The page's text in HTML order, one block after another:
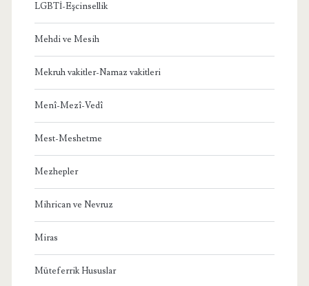
LGBTİ-Eşcinsellik
Mehdi ve Mesih
Mekruh vakitler-Namaz vakitleri
Menî-Mezî-Vedî
Mest-Meshetme
Mezhepler
Mihrican ve Nevruz
Miras
Müteferrik Hususlar